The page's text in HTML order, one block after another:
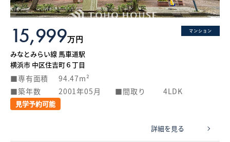
マンション
15,999万円
みなとみらい線 馬車道駅
横浜市 中区住吉町６丁目
専有面積
94.47m²
築年数
2001年05月 間取り 4LDK
見学予約可能
詳細を見る